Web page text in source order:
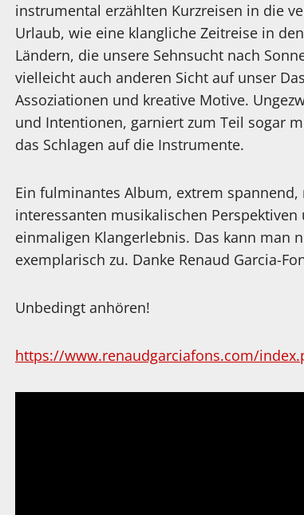
instrumental erzählten Kurzreisen in die
Urlaub, wie eine klangliche Zeitreise in
Ländern, die unsere Sehnsucht nach
vielleicht auch anderen Sicht auf unser
Assoziationen und kreative Motive.
und Intentionen, garniert zum Teil sogar
das Schlagen auf die Instrumente.
Ein fulminantes Album, extrem
interessanten musikalischen
einmaligen Klangerlebnis. Das kann man
exemplarisch zu. Danke Renaud Garcia-
Unbedingt anhören!
https://www.renaudgarciafons.com/